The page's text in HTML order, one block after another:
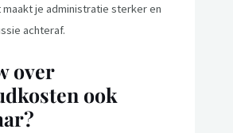
je administratie sterker en
achteraf.
over
ook